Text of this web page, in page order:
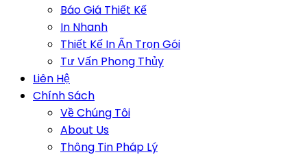
Báo Giá Thiết Kế
In Nhanh
Thiết Kế In Ấn Trọn Gói
Tư Vấn Phong Thủy
Liên Hệ
Chính Sách
Về Chúng Tôi
About Us
Thông Tin Pháp Lý